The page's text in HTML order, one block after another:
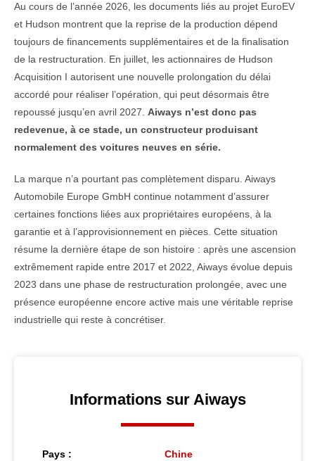
Au cours de l’année 2026, les documents liés au projet EuroEV
et Hudson montrent que la reprise de la production dépend
toujours de financements supplémentaires et de la finalisation
de la restructuration. En juillet, les actionnaires de Hudson
Acquisition I autorisent une nouvelle prolongation du délai
accordé pour réaliser l’opération, qui peut désormais être
repoussé jusqu’en avril 2027. Aiways n’est donc pas
redevenue, à ce stade, un constructeur produisant
normalement des voitures neuves en série.
La marque n’a pourtant pas complètement disparu. Aiways
Automobile Europe GmbH continue notamment d’assurer
certaines fonctions liées aux propriétaires européens, à la
garantie et à l’approvisionnement en pièces. Cette situation
résume la dernière étape de son histoire : après une ascension
extrêmement rapide entre 2017 et 2022, Aiways évolue depuis
2023 dans une phase de restructuration prolongée, avec une
présence européenne encore active mais une véritable reprise
industrielle qui reste à concrétiser.
Informations sur Aiways
Pays : Chine